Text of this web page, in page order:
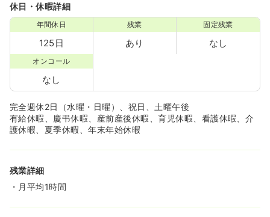
休日・休暇詳細
年間休日
125日
残業
あり
固定残業
なし
オンコール
なし
完全週休2日（水曜・日曜）、祝日、土曜午後
有給休暇、慶弔休暇、産前産後休暇、育児休暇、看護休暇、介
護休暇、夏季休暇、年末年始休暇
残業詳細
・月平均1時間